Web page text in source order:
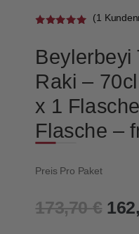
von 5,
basierend
Kundenbewe
rtung
(1
Beylerbeyi
Raki –
x 1
Flasche –
Preis Pro Paket
173,70€
Preis